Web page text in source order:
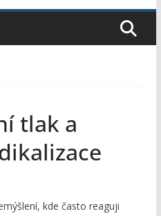
tlak a
kde často reaguji